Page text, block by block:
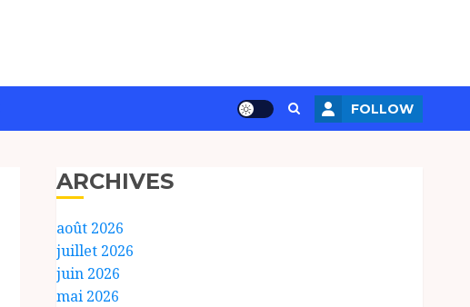
FOLLOW
ARCHIVES
août 2026
juillet 2026
juin 2026
mai 2026